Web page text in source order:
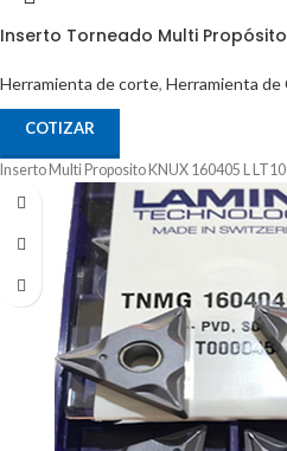
Inserto Torneado Multi Propósito
Herramienta de corte, Herramienta de
COTIZAR
Inserto Multi Proposito KNUX 160405 L LT10